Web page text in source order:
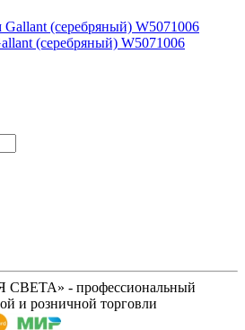
(серебряный) W5071006
- профессиональный
и розничной торговли